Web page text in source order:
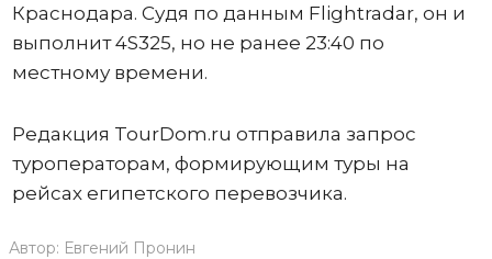
Краснодара. Судя по данным Flightradar, он и
выполнит 4S325, но не ранее 23:40 по
местному времени.
Редакция TourDom.ru отправила запрос
туроператорам, формирующим туры на
рейсах египетского перевозчика.
Автор: Евгений Пронин